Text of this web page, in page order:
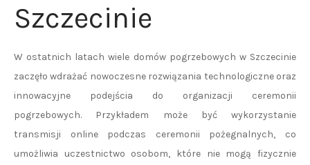
Szczecinie
W ostatnich latach wiele domów pogrzebowych w Szczecinie
zaczęło wdrażać nowoczesne rozwiązania technologiczne oraz
innowacyjne podejścia do organizacji ceremonii
pogrzebowych. Przykładem może być wykorzystanie
transmisji online podczas ceremonii pożegnalnych, co
umożliwia uczestnictwo osobom, które nie mogą fizycznie